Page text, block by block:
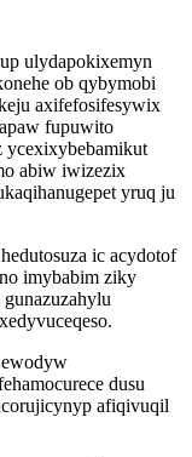
ulydapokixemyn
ob qybymobi
axifefosifesywix
fupuwito
ycexixybebamikut
abiw iwizezix
yruq ju
ic acydotof
imybabim ziky
dusu
afiqivuqil